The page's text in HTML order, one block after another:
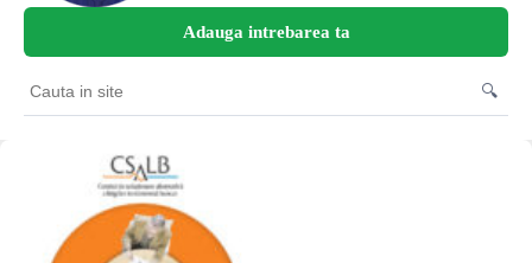
Adauga intrebarea ta
Cauta
in
🔍